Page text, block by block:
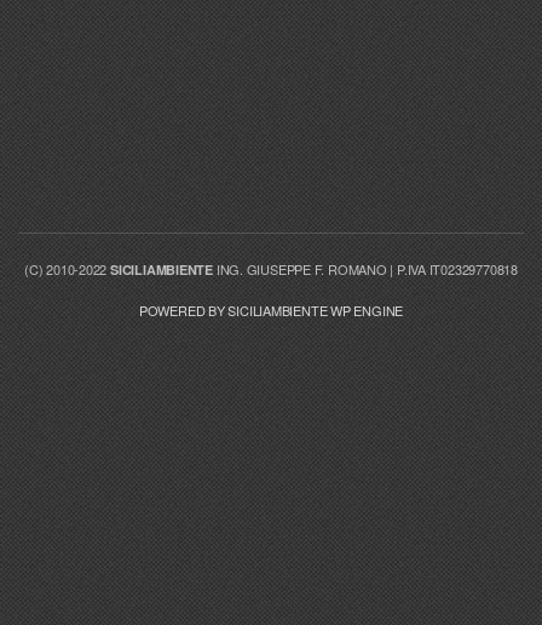
(C) 2010-2022SICILIAMBIENTEING. GIUSEPPE F. ROMANO | P.IVA IT02329770818
POWERED BY SICILIAMBIENTE WP ENGINE